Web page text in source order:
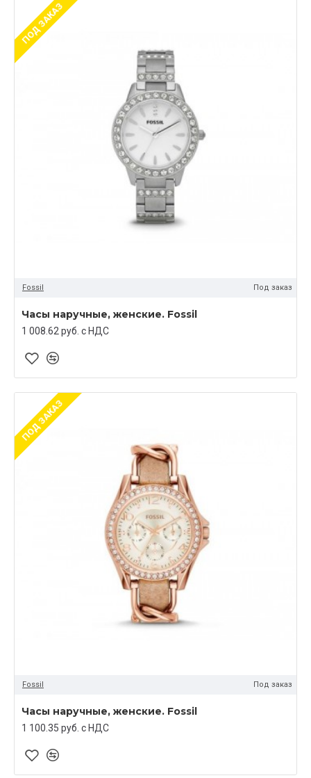
ПОД ЗАКАЗ
Fossil Под заказ
Часы наручные, женские. Fossil
1 008.62 руб. c НДС
ПОД ЗАКАЗ
Fossil Под заказ
Часы наручные, женские. Fossil
1 100.35 руб. c НДС